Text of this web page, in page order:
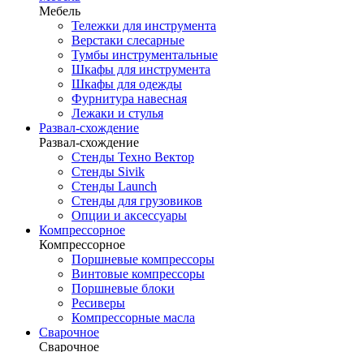
Мебель
Тележки для инструмента
Верстаки слесарные
Тумбы инструментальные
Шкафы для инструмента
Шкафы для одежды
Фурнитура навесная
Лежаки и стулья
Развал-схождение
Развал-схождение
Стенды Техно Вектор
Стенды Sivik
Стенды Launch
Стенды для грузовиков
Опции и аксессуары
Компрессорное
Компрессорное
Поршневые компрессоры
Винтовые компрессоры
Поршневые блоки
Ресиверы
Компрессорные масла
Сварочное
Сварочное